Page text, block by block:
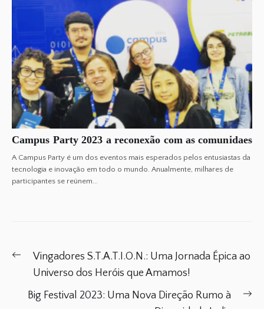
Campus Party 2023 a reconexão com as comunidaes
A Campus Party é um dos eventos mais esperados pelos entusiastas da
tecnologia e inovação em todo o mundo. Anualmente, milhares de
participantes se reúnem...
Post
navigation
Previous
post:
Vingadores S.T.A.T.I.O.N.: Uma Jornada Épica ao
Universo dos Heróis que Amamos!
Big Festival 2023: Uma Nova Direção Rumo à